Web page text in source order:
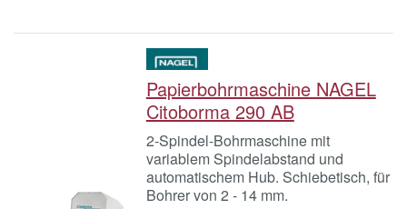
Papierbohrmaschine NAGEL
Citoborma 290 AB
2-Spindel-Bohrmaschine mit
variablem Spindelabstand und
automatischem Hub. Schiebetisch, für
Bohrer von 2 - 14 mm.